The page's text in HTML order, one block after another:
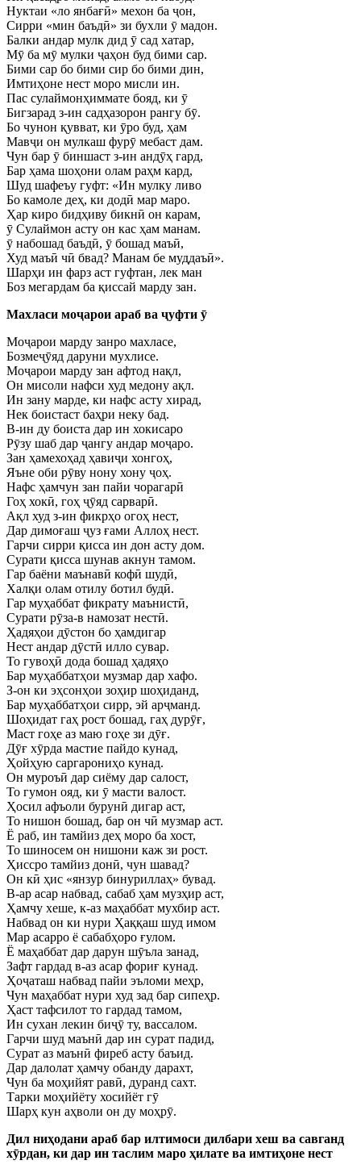
Нуктаи «ло янбағӣ» мехон ба ҷон,
Сирри «мин баъдӣ» зи бухли ӯ мадон.
Балки андар мулк дид ӯ сад хатар,
Мӯ ба мӯ мулки ҷаҳон буд бими сар.
Бими сар бо бими сир бо бими дин,
Имтиҳоне нест моро мисли ин.
Пас сулаймонҳиммате бояд, ки ӯ
Бигзарад з-ин садҳазорон рангу бӯ.
Бо чунон қувват, ки ӯро буд, ҳам
Мавҷи он мулкаш фурӯ мебаст дам.
Чун бар ӯ биншаст з-ин андӯҳ гард,
Бар ҳама шоҳони олам раҳм кард,
Шуд шафеъу гуфт: «Ин мулку ливо
Бо камоле деҳ, ки додӣ мар маро.
Ҳар киро бидҳиву бикнӣ он карам,
ӯ Сулаймон асту он кас ҳам манам.
ӯ набошад баъдӣ, ӯ бошад маъӣ,
Худ маъӣ чӣ бвад? Манам бе муддаъӣ».
Шарҳи ин фарз аст гуфтан, лек ман
Боз мегардам ба қиссай марду зан.
Махласи моҷарои араб ва ҷуфти ӯ
Моҷарои марду занро махласе,
Бозмеҷӯяд даруни мухлисе.
Моҷарои марду зан афтод нақл,
Он мисоли нафси худ медону ақл.
Ин зану марде, ки нафс асту хирад,
Нек боистаст баҳри неку бад.
В-ин ду боиста дар ин хокисаро
Рӯзу шаб дар ҷангу андар моҷаро.
Зан ҳамехоҳад ҳавиҷи хонгоҳ,
Яъне оби рӯву нону хону ҷоҳ.
Нафс ҳамчун зан пайи чорагарӣ
Гоҳ хокӣ, гоҳ ҷӯяд сарварӣ.
Ақл худ з-ин фикрҳо огоҳ нест,
Дар димоғаш ҷуз ғами Аллоҳ нест.
Гарчи сирри қисса ин дон асту дом.
Сурати қисса шунав акнун тамом.
Гар баёни маънавӣ кофӣ шудӣ,
Халқи олам отилу ботил будӣ.
Гар муҳаббат фикрату маънистӣ,
Сурати рӯза-в намозат нестӣ.
Ҳадяҳои дӯстон бо ҳамдигар
Нест андар дӯстӣ илло сувар.
То гувоҳӣ дода бошад ҳадяҳо
Бар муҳаббатҳои музмар дар хафо.
З-он ки эҳсонҳои зоҳир шоҳиданд,
Бар муҳаббатҳои сирр, эй арҷманд.
Шоҳидат гаҳ рост бошад, гаҳ дурӯғ,
Маст гоҳе аз маю гоҳе зи дӯғ.
Дӯғ хӯрда мастие пайдо кунад,
Ҳойҳую саргарониҳо кунад.
Он муроъӣ дар сиёму дар салост,
То гумон ояд, ки ӯ масти валост.
Ҳосил афъоли бурунӣ дигар аст,
То нишон бошад, бар он чӣ музмар аст.
Ё раб, ин тамйиз деҳ моро ба хост,
То шиносем он нишони каж зи рост.
Ҳиссро тамйиз донӣ, чун шавад?
Он кӣ ҳис «янзур бинуриллаҳ» бувад.
В-ар асар набвад, сабаб ҳам музҳир аст,
Ҳамчу хеше, к-аз маҳаббат мухбир аст.
Набвад он ки нури Ҳаққаш шуд имом
Мар асарро ё сабабҳоро ғулом.
Ё маҳаббат дар дарун шӯъла занад,
Зафт гардад в-аз асар фориғ кунад.
Ҳоҷаташ набвад пайи эъломи меҳр,
Чун маҳаббат нури худ зад бар сипеҳр.
Ҳаст тафсилот то гардад тамом,
Ин сухан лекин биҷӯ ту, вассалом.
Гарчи шуд маънӣ дар ин сурат падид,
Сурат аз маънӣ фиреб асту баъид.
Дар далолат ҳамчу обанду дарахт,
Чун ба моҳийят равӣ, дуранд сахт.
Тарки моҳийёту хосийёт гӯ
Шарҳ кун аҳволи он ду моҳрӯ.
Дил ниҳодани араб бар илтимоси дилбари хеш ва савганд
хӯрдан, ки дар ин таслим маро ҳилате ва имтиҳоне нест